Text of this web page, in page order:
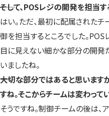
――そして、POSレジの開発を担当
はい。ただ、最初に配属された
御を担当するところでした。POS
目に見えない細かな部分の開発
いましたね。
――大切な部分ではあると思いま
すね。そこからチームは変わって
そうですね。制御チームの後は、